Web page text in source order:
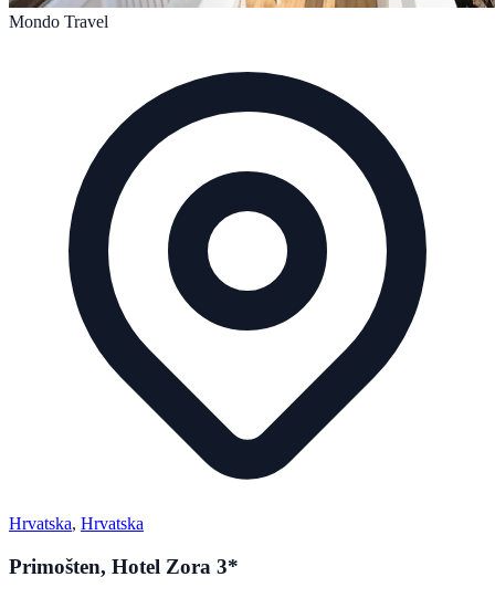
Mondo Travel
Hrvatska, Hrvatska
Primošten, Hotel Zora 3*